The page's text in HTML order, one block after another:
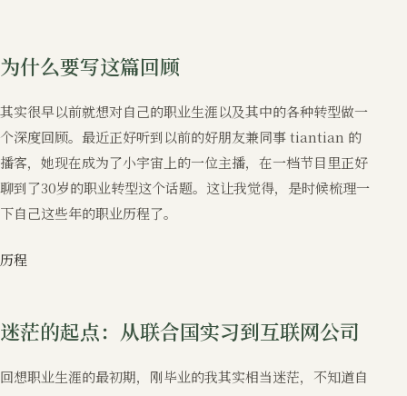
为什么要写这篇回顾
其实很早以前就想对自己的职业生涯以及其中的各种转型做一
个深度回顾。最近正好听到以前的好朋友兼同事 tiantian 的
播客，她现在成为了小宇宙上的一位主播，在一档节目里正好
聊到了30岁的职业转型这个话题。这让我觉得，是时候梳理一
下自己这些年的职业历程了。
历程
迷茫的起点：从联合国实习到互联网公司
回想职业生涯的最初期，刚毕业的我其实相当迷茫，不知道自